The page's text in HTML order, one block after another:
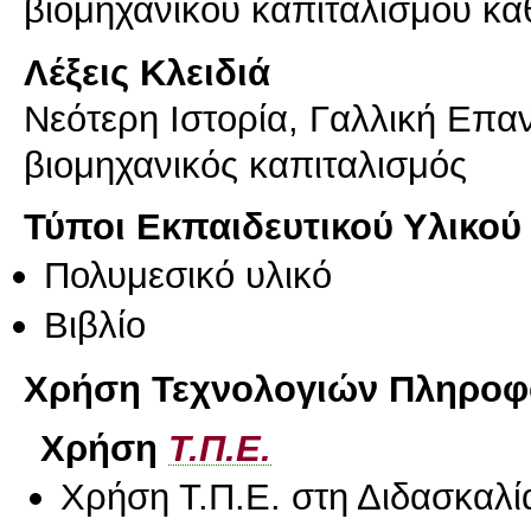
βιομηχανικού καπιταλισμού
Λέξεις Κλειδιά
Νεότερη Ιστορία, Γαλλική
βιομηχανικός καπιταλισμός
Τύποι Εκπαιδευτικού Υλικού
Πολυμεσικό υλικό
Βιβλίο
Χρήση Τεχνολογιών
Χρήση Τ.Π.Ε.
Χρήση Τ.Π.Ε. στη